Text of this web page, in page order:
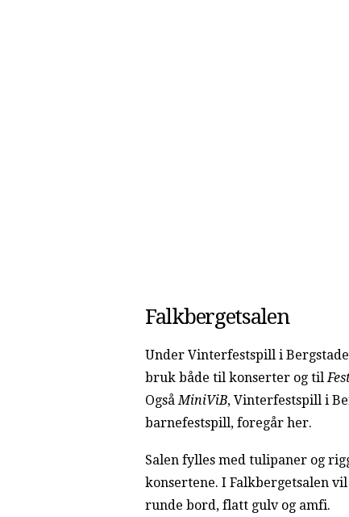
Falkbergetsalen
Under Vinterfestspill i
bruk både til konserter og til
OgsåMiniViB, Vinterfestspill i
barnefestspill, foregår her.
Salen fylles med tulipaner og
konsertene. I Falkbergetsalen
runde bord, flatt gulv og amfi.